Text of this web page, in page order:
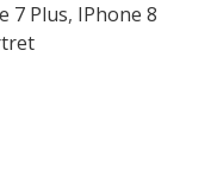
7 Plus, IPhone 8